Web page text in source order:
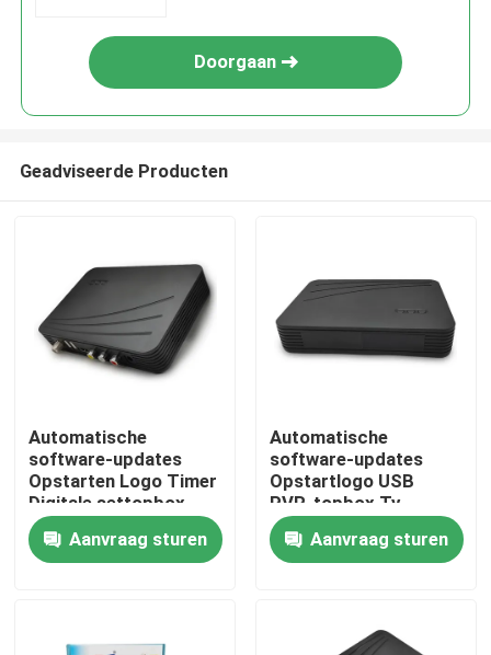
Thuis
VR-show
Doorgaan
Geadviseerde Producten
Automatische
software-updates
Opstarten Logo Timer
Digitale settopbox
Digitale tv-settopbox
Aanvraag sturen
Automatische
software-updates
Opstartlogo USB
PVR-topbox Tv
digitale kabelset-
topboxAanvraag sturen